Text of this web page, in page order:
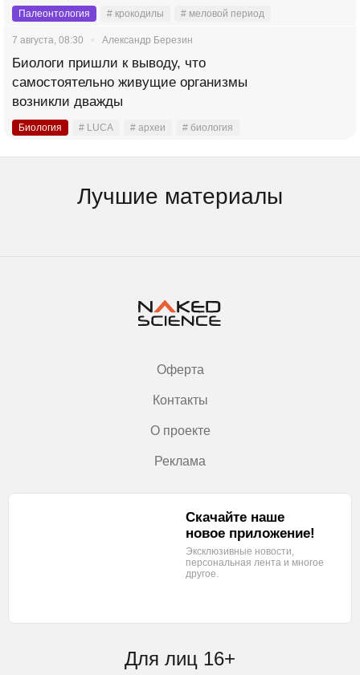
Палеонтология # крокодилы # меловой период
7 августа, 08:30 Александр Березин
Биологи пришли к выводу, что
самостоятельно живущие организмы
возникли дважды
Биология # LUCA # археи # биология
Лучшие материалы
Оферта
Контакты
О проекте
Реклама
Для лиц 16+
Скачайте наше
новое приложение!
Эксклюзивные новости,
персональная лента и многое
другое.